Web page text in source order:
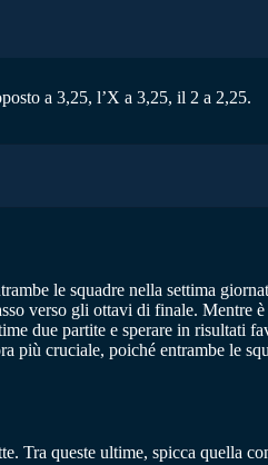
a 3,25, l’X a 3,25, il 2 a 2,25.
le squadre nella settima
verso gli ottavi di finale. Mentre
due partite e sperare in risultati
più cruciale, poiché entrambe le
Tra queste ultime, spicca quella